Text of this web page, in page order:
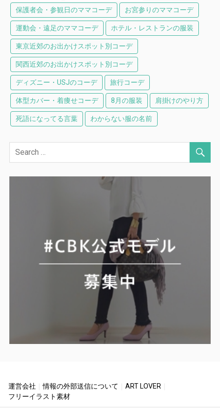
保護者会・参観日のママコーデ お宮参りのママコーデ
運動会・遠足のママコーデ ホテル・レストランの服装
東京近郊のお出かけスポット別コーデ
関西近郊のお出かけスポット別コーデ
ディズニー・USJのコーデ 旅行コーデ
体型カバー・着痩せコーデ 8月の服装 肩掛けのやり方
死語になってる言葉 わからない服の名前
運営会社 ｜情報の外部送信について ART LOVER
フリーイラスト素材